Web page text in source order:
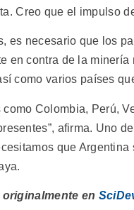
Creo que el impulso
es necesario que los
en contra de la
como varios países
como Colombia, Perú,
afirma. Uno
que
en